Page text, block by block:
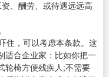
、酬劳、或待遇远远高
住，可以考虑本条款。这
适合企业家：比如你把一
轮椅方便残疾人;不需要